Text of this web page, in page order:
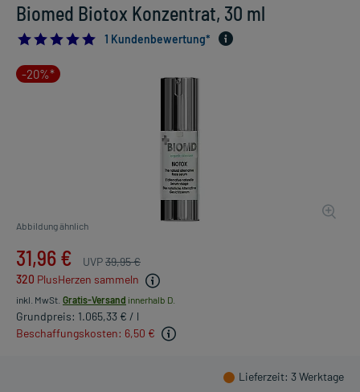
Biomed Biotox Konzentrat, 30 ml
5.01 Kundenbewertung*
-20%*
Abbildung ähnlich
31,96 € UVP39,95 €
320 PlusHerzen sammeln
inkl. MwSt. Gratis-Versand innerhalb D.
Grundpreis: 1.065,33 € / l
Beschaffungskosten: 6,50 €
Lieferzeit: 3 Werktage